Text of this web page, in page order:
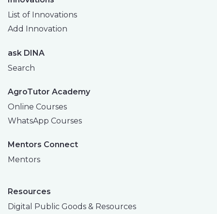
List of Innovations
Add Innovation
ask DINA
Search
AgroTutor Academy
Online Courses
WhatsApp Courses
Mentors Connect
Mentors
Resources
Digital Public Goods & Resources